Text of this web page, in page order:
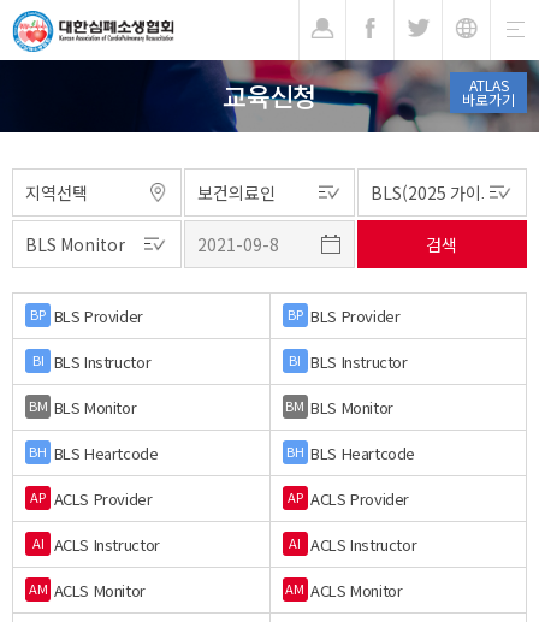
ATLAS
바로가기
교육신청
BP BLS Provider BP BLS Provider
BI BLS Instructor BI BLS Instructor
BM BLS Monitor BM BLS Monitor
BH BLS Heartcode BH BLS Heartcode
AP ACLS Provider AP ACLS Provider
AI ACLS Instructor AI ACLS Instructor
AM ACLS Monitor AM ACLS Monitor